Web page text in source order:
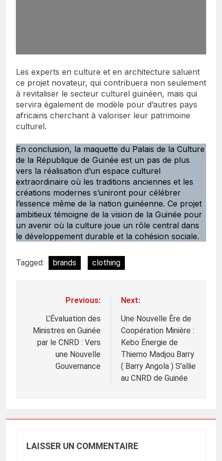
Les experts en culture et en architecture saluent
ce projet novateur, qui contribuera non seulement
à revitaliser le secteur culturel guinéen, mais qui
servira également de modèle pour d’autres pays
africains cherchant à valoriser leur patrimoine
culturel.
En conclusion, la maquette du Palais de la Culture
de la République de Guinée est un pas de plus
vers la réalisation d’un espace culturel
extraordinaire où les traditions anciennes et les
créations modernes s’uniront pour célébrer
l’essence même de la nation guinéenne. Ce projet
ambitieux témoigne de la vision de la Guinée pour
un avenir où la culture joue un rôle central dans
le développement durable et la cohésion sociale.
Tagged: brands clothing
Navigation
l’article
Previous:
L’Évaluation des
Ministres en Guinée
par le CNRD : Vers
une Nouvelle
Gouvernance
Next:
Une Nouvelle Ère de
Coopération Minière :
Kebo Énergie de
Thierno Madjou Barry
( Barry Angola ) S’allie
au CNRD de Guinée
LAISSER UN COMMENTAIRE